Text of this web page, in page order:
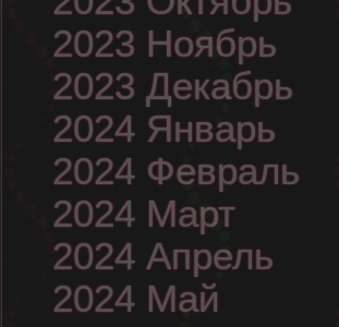
2023 Ноябрь
2023 Декабрь
2024 Январь
2024 Февраль
2024 Март
2024 Апрель
2024 Май